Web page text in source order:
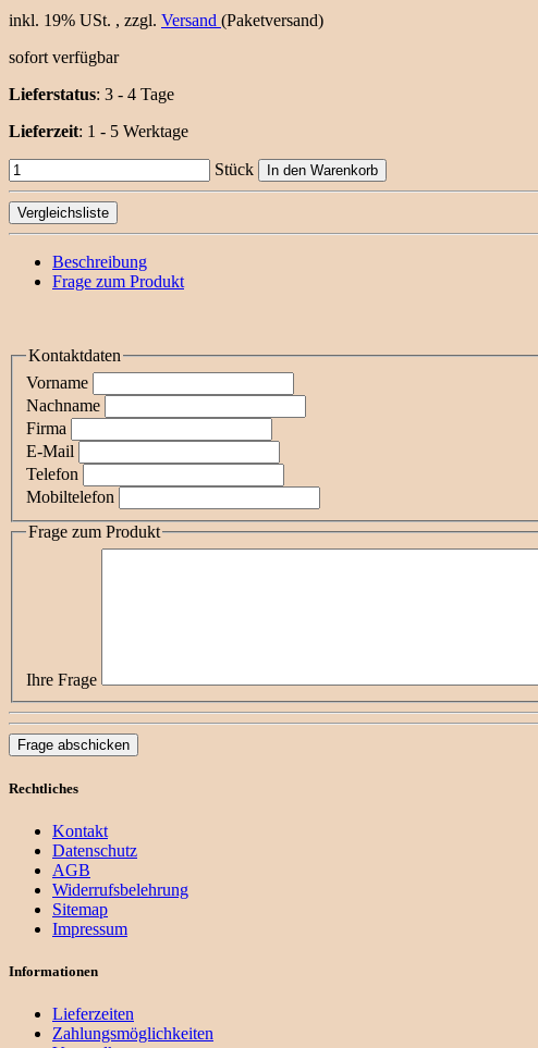
inkl. 19% USt. , zzgl. Versand (Paketversand)
sofort verfügbar
Lieferstatus: 3 - 4 Tage
Lieferzeit: 1 - 5 Werktage
Stück In den Warenkorb
Vergleichsliste
Beschreibung
Frage zum Produkt
Kontaktdaten
Vorname
Nachname
Firma
E-Mail
Telefon
Mobiltelefon
Frage zum Produkt
Ihre Frage
Frage abschicken
Rechtliches
Kontakt
Datenschutz
AGB
Widerrufsbelehrung
Sitemap
Impressum
Informationen
Lieferzeiten
Zahlungsmöglichkeiten